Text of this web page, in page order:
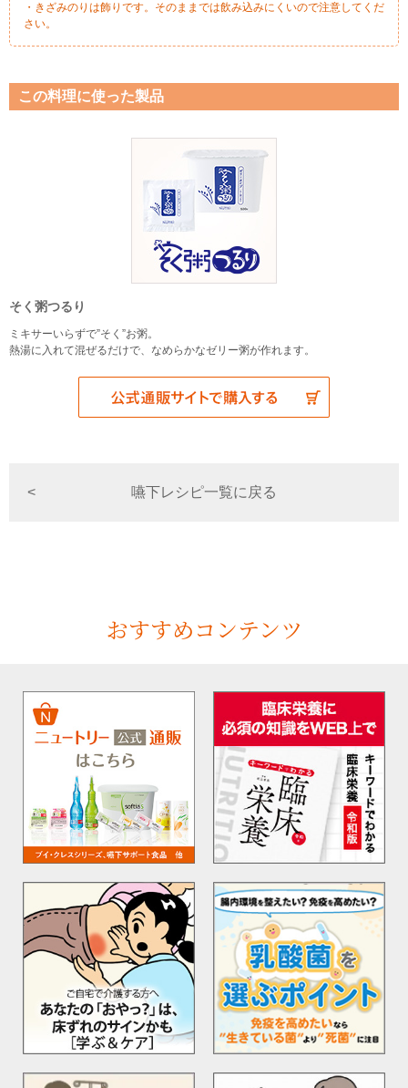
・きざみのりは飾りです。そのままでは飲み込みにくいので注意してくだ
さい。
この料理に使った製品
そく粥つるり
ミキサーいらずで”そく”お粥。
熱湯に入れて混ぜるだけで、なめらかなゼリー粥が作れます。
嚥下レシピ一覧に戻る
おすすめコンテンツ